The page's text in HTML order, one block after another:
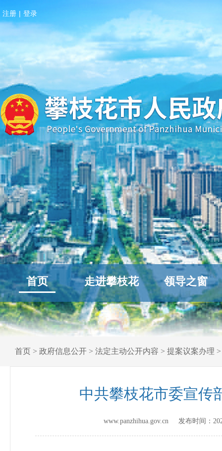
注册 | 登录
首页 走进攀枝花 领导之窗
首页 > 政府信息公开 > 法定主动公开内容 > 提案议案办理
中共攀枝花市委宣传
www.panzhihua.gov.cn 发布时间：